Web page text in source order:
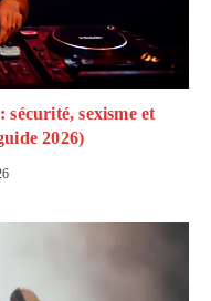
sécurité, sexisme et
2026)